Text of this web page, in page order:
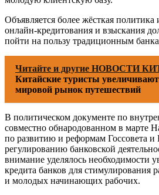
Объявляется более жёсткая
онлайн-кредитования и взыскания
пойти на пользу традиционным
Читайте и другие НОВОСТИ
Китайские туристы увеличивают
мировой рынок путешествий
В политическом документе по
совместно обнародованном в марте
по развитию и реформам Госсовета
регулированию банковской
внимание уделялось необходимости
кредита банков для стимулирования
и молодых начинающих рабочих.